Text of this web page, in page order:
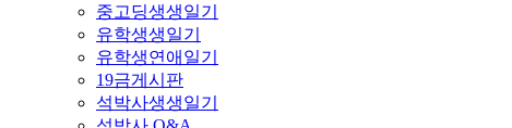
중고딩생생일기
유학생생일기
유학생연애일기
19금게시판
석박사생생일기